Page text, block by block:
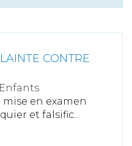
CONTRE
Enfants
en examen
et falsific...